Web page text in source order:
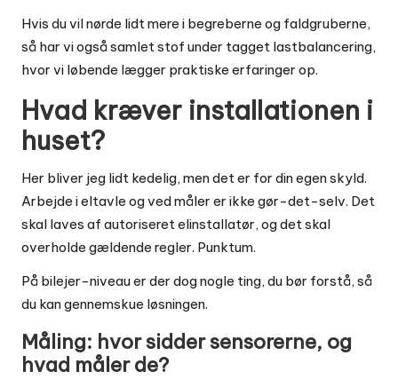
Hvis du vil nørde lidt mere i begreberne og faldgruberne,
så har vi også samlet stof under tagget lastbalancering,
hvor vi løbende lægger praktiske erfaringer op.
Hvad kræver installationen i
huset?
Her bliver jeg lidt kedelig, men det er for din egen skyld.
Arbejde i eltavle og ved måler er ikke gør-det-selv. Det
skal laves af autoriseret elinstallatør, og det skal
overholde gældende regler. Punktum.
På bilejer-niveau er der dog nogle ting, du bør forstå, så
du kan gennemskue løsningen.
Måling: hvor sidder sensorerne, og
hvad måler de?